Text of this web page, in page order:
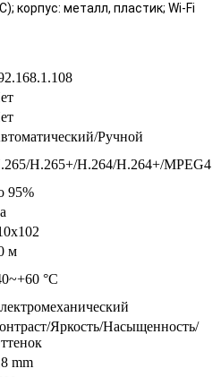
корпус: металл, пластик; Wi-Fi
Ручной
H.265+/H.264/H.264+/MPEG4
95%
м
°C
Яркость/Насыщенность/
mm